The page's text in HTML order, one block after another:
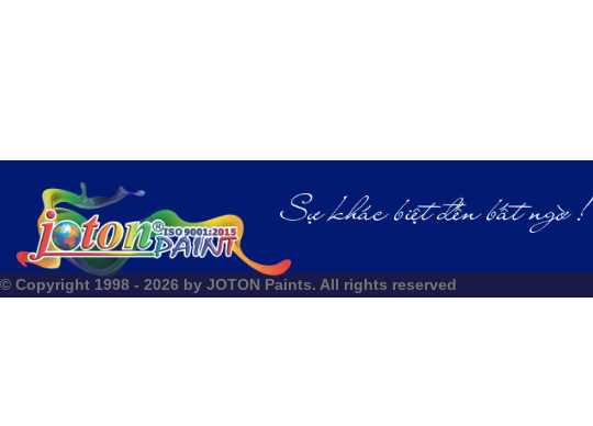
© Copyright 1998 - 2026 by JOTON Paints. All rights reserved